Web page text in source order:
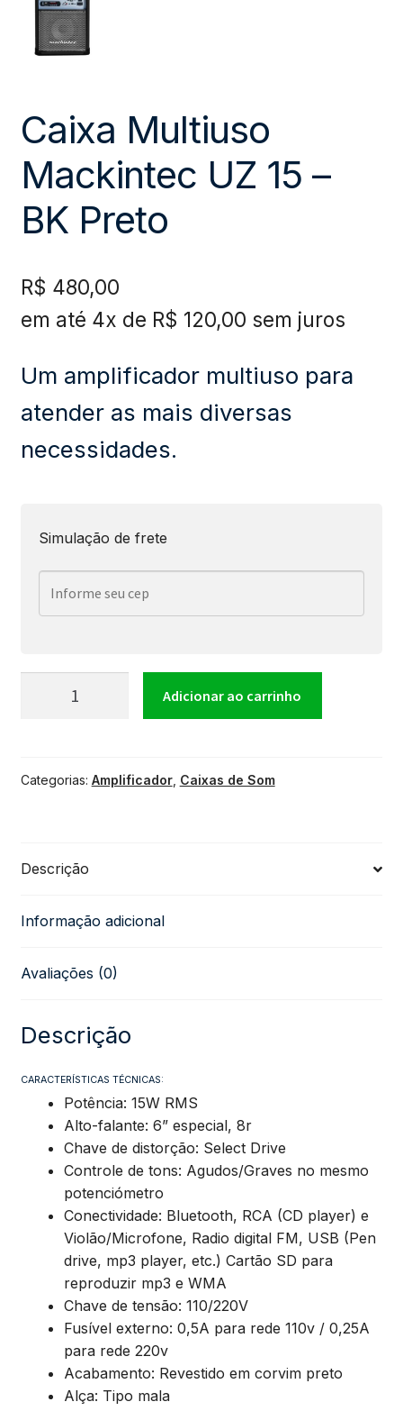
Caixa Multiuso
Mackintec UZ 15 –
BK Preto
R$ 480,00
em até 4x de R$ 120,00 sem juros
Um amplificador multiuso para
atender as mais diversas
necessidades.
Simulação de frete
Mackintec
-
BK
Preto
quantidade
Adicionar ao carrinho
Categorias: Amplificador, Caixas de Som
Descrição
Informação adicional
Avaliações (0)
Descrição
CARACTERÍSTICAS TÉCNICAS:
Potência: 15W RMS
Alto-falante: 6” especial, 8r
Chave de distorção: Select Drive
Controle de tons: Agudos/Graves no mesmo
potenciómetro
Conectividade: Bluetooth, RCA (CD player) e
Violão/Microfone, Radio digital FM, USB (Pen
drive, mp3 player, etc.) Cartão SD para
reproduzir mp3 e WMA
Chave de tensão: 110/220V
Fusível externo: 0,5A para rede 110v / 0,25A
para rede 220v
Acabamento: Revestido em corvim preto
Alça: Tipo mala